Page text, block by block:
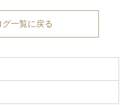
グ一覧に戻る